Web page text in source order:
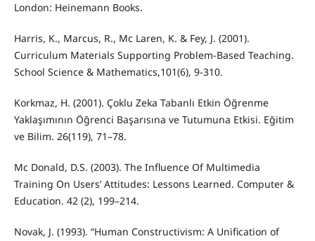
London: Heinemann Books.
Harris, K., Marcus, R., Mc Laren, K. & Fey, J. (2001).
Curriculum Materials Supporting Problem-Based Teaching.
School Science & Mathematics,101(6), 9-310.
Korkmaz, H. (2001). Çoklu Zeka Tabanlı Etkin Öğrenme
Yaklaşımının Öğrenci Başarısına ve Tutumuna Etkisi. Eğitim
ve Bilim. 26(119), 71–78.
Mc Donald, D.S. (2003). The Influence Of Multimedia
Training On Users’ Attitudes: Lessons Learned. Computer &
Education. 42 (2), 199–214.
Novak, J. (1993). “Human Constructivism: A Unification of